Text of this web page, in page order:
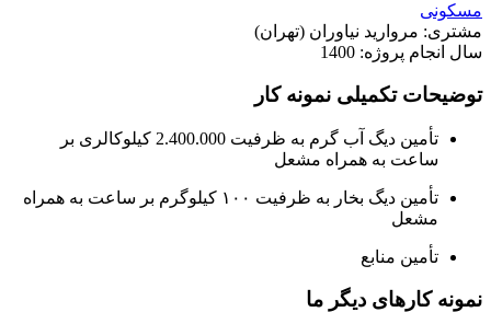
مسکونی
مشتری: مروارید نیاوران (تهران)
سال انجام پروژه: 1400
توضیحات تکمیلی نمونه کار
ﺗﺄمین دیگ آب گرم به ظرفیت 2.400.000 کیلوکالری بر
ساعت به همراه مشعل
ﺗﺄمین دیگ بخار به ظرفیت ۱۰۰ کیلوگرم بر ساعت به همراه
مشعل
ﺗﺄمین منابع
نمونه کارهای دیگر ما